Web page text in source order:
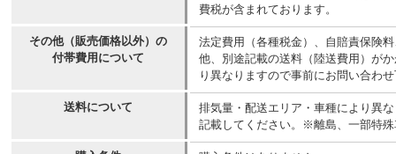
費税が含まれております。
その他（販売価格以外）の
付帯費用について
法定費用（各種税金）、自賠責保険
他、別途記載の送料（陸送費用）が
り異なりますので事前にお問い合わ
送料について
排気量・配送エリア・車種により異
記載してください。※離島、一部特